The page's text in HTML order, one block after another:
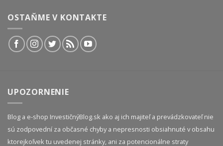
OSTAŇME V KONTAKTE
UPOZORNENIE
Blog a e-shop InvestičnýBlog.sk ako aj ich majiteľ a prevádzkovateľ nie
sú zodpovední za občasné chyby a nepresnosti obsiahnuté v obsahu
ktorejkoľvek tu uvedenej stránky, ani za potencionálne straty